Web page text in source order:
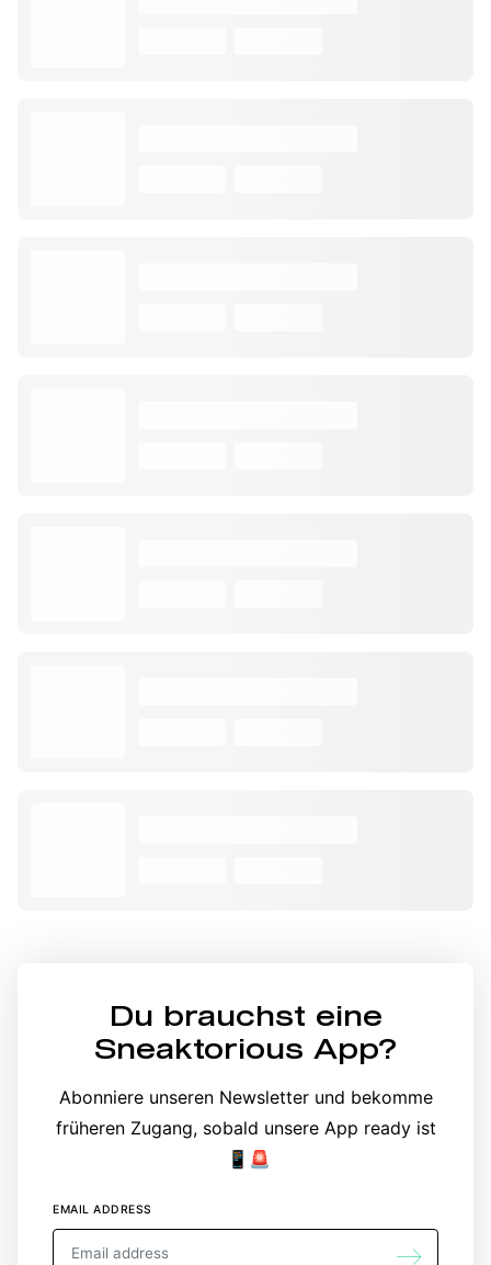
Du brauchst eine
Sneaktorious App?
Abonniere unseren Newsletter und bekomme
früheren Zugang, sobald unsere App ready ist
📱🚨
EMAIL ADDRESS